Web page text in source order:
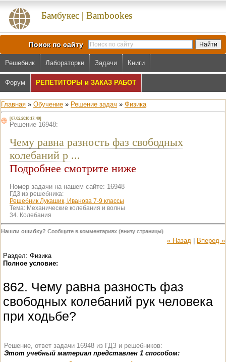
Бамбукес | Bambookes
Поиск по сайту
Решебник Лабораторки Задачи Книги
Форум РЕПЕТИТОРЫ и ЗАКАЗ РАБОТ
Главная » Обучение » Решение задач » Физика
[07.02.2018 17:40]
Решение 16948:
Чему равна разность фаз свободных
колебаний р ...
Подробнее смотрите ниже
Номер задачи на нашем сайте: 16948
ГДЗ из решебника:
Решебник Лукашик, Иванова 7-9 классы
Тема: Механические колебания и волны
34. Колебания
Нашли ошибку? Сообщите в комментариях (внизу страницы)
« Назад
Вперед »
Раздел: Физика
Полное условие:
862. Чему равна разность фаз
свободных колебаний рук человека
при ходьбе?
Решение, ответ задачи 16948 из ГДЗ и решебников:
Этот учебный материал представлен 1 способом: